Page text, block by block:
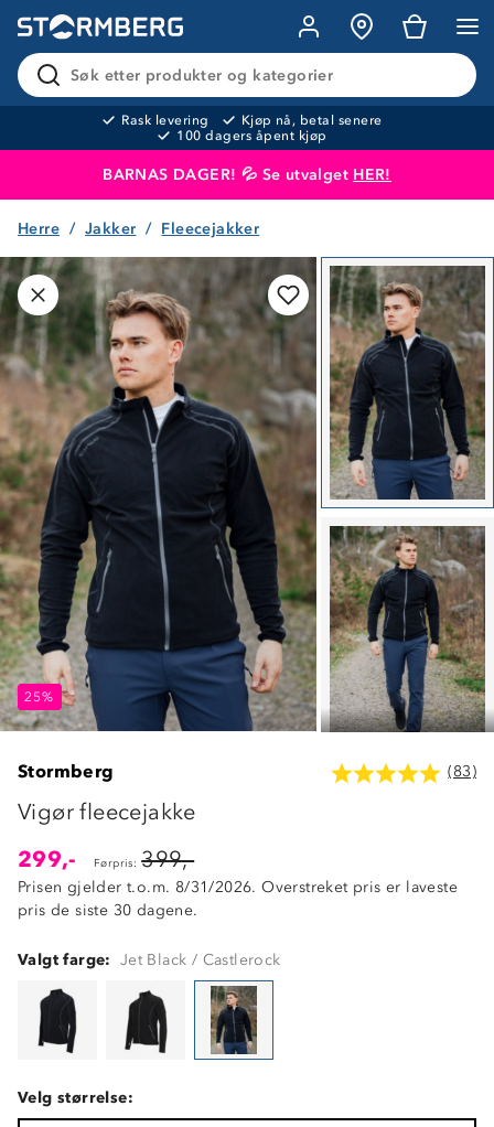
Søk etter produkter og kategorier
Rask levering
Kjøp nå, betal senere
100 dagers åpent kjøp
BARNAS DAGER! 💦 Se utvalget HER!
Produktet er lagt i handlekurven
Herre Jakker Fleecejakker
25% 25%
25%
Stormberg (83)
Vigør fleecejakke
299,-
Førpris: 399,-
Prisen gjelder t.o.m. 8/31/2026. Overstreket pris er laveste
pris de siste 30 dagene.
Valgt farge: Jet Black / Castlerock
Velg størrelse: